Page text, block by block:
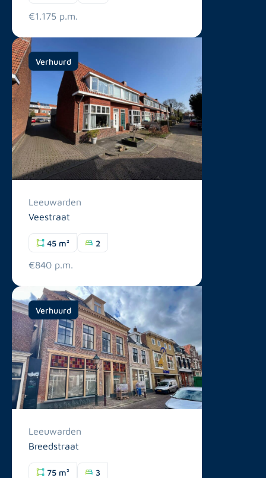
€1.175 p.m.
Verhuurd
Leeuwarden
Veestraat
45 m² 2
€840 p.m.
Verhuurd
Leeuwarden
Breedstraat
75 m² 3